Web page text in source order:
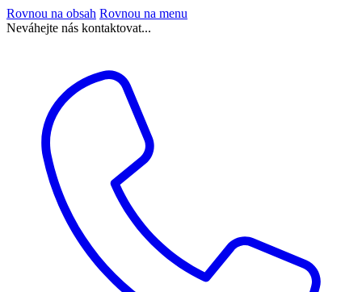
Rovnou na obsah Rovnou na menu
Neváhejte nás kontaktovat...